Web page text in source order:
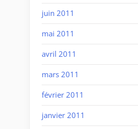
juin 2011
mai 2011
avril 2011
mars 2011
février 2011
janvier 2011